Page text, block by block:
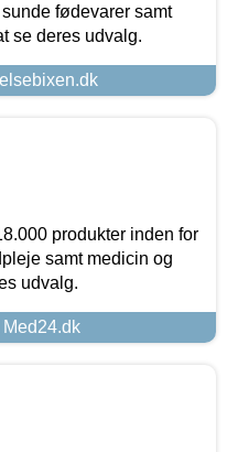
fødevarer samt
se deres udvalg.
produkter inden for
samt medicin og
udvalg.